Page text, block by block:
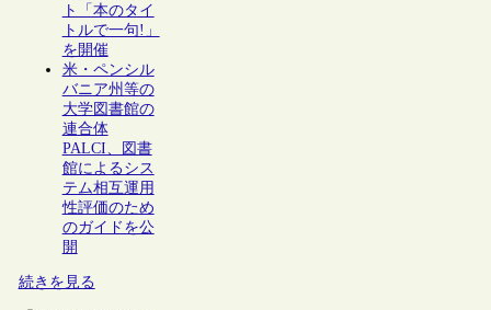
ト「本のタイ
トルで一句!」
を開催
米・ペンシル
バニア州等の
大学図書館の
連合体
PALCI、図書
館によるシス
テム相互運用
性評価のため
のガイドを公
開
続きを見る